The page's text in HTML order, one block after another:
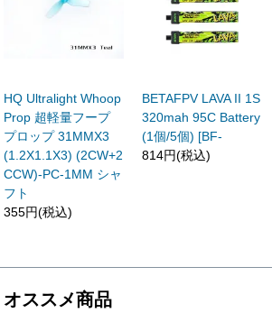
HQ Ultralight Whoop
Prop 超軽量フープ
プロップ 31MMX3
(1.2X1.1X3) (2CW+2
CCW)-PC-1MM シャ
フト
355円(税込)
BETAFPV LAVA II 1S
320mah 95C Battery
(1個/5個) [BF-
814円(税込)
オススメ商品